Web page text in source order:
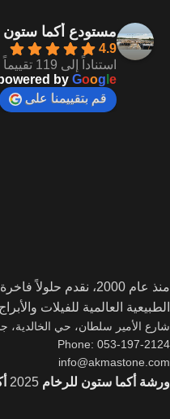
مستودع أكما ستون
4.9
استناداً إلى 119 تقييماً
by Goog e
قم بتقييمنا على
منذ عام 2000، نقدم
الطبيعية العالمية للفيلات
شارع الأمير سلطان، حي الخالدية، جدة 23423، المملكة العربية
Phone: 053-197-2124
info@akmastone.com
ورشة أكما ستون للرخام 2025